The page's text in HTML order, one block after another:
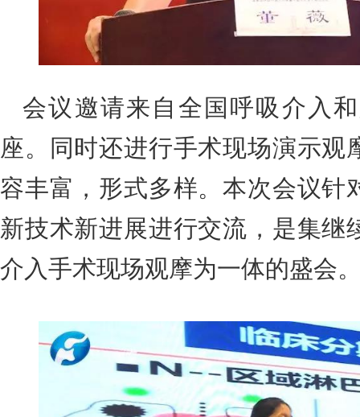
会议邀请来自全国呼吸介入
座。同时还进行手术现场演示观
容丰富，形式多样。本次会议针
新技术新进展进行交流，是集继
介入手术现场观摩为一体的盛会